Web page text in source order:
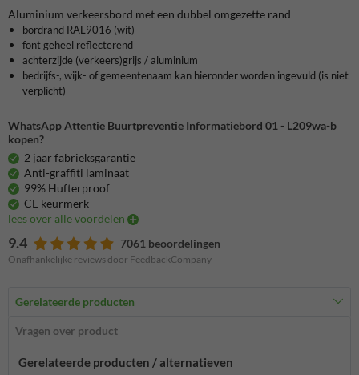
Aluminium verkeersbord met een dubbel omgezette rand
bordrand RAL9016 (wit)
font geheel reflecterend
achterzijde (verkeers)grijs / aluminium
bedrijfs-, wijk- of gemeentenaam kan hieronder worden ingevuld (is niet
verplicht)
WhatsApp Attentie Buurtpreventie Informatiebord 01 - L209wa-b
kopen?
2 jaar fabrieksgarantie
Anti-graffiti laminaat
99% Hufterproof
CE keurmerk
lees over alle voordelen
9.4 7061 beoordelingen
Onafhankelijke reviews door FeedbackCompany
Gerelateerde producten
Vragen over product
Gerelateerde producten / alternatieven